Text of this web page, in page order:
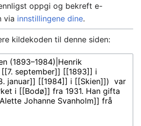
oppgi og bekreft e-
via innstillingene dine.
kildekoden til denne siden: